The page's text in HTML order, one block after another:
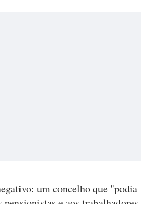
um concelho que "podia